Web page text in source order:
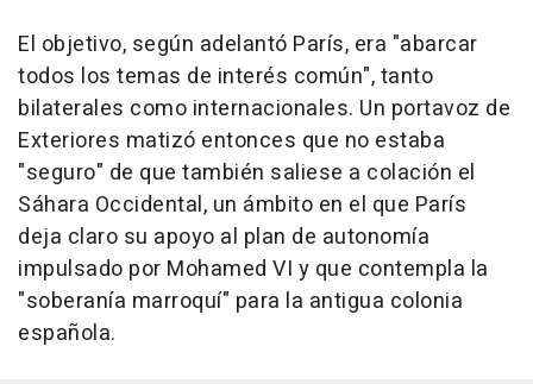
El objetivo, según adelantó París, era "abarcar
todos los temas de interés común", tanto
bilaterales como internacionales. Un portavoz de
Exteriores matizó entonces que no estaba
"seguro" de que también saliese a colación el
Sáhara Occidental, un ámbito en el que París
deja claro su apoyo al plan de autonomía
impulsado por Mohamed VI y que contempla la
"soberanía marroquí" para la antigua colonia
española.